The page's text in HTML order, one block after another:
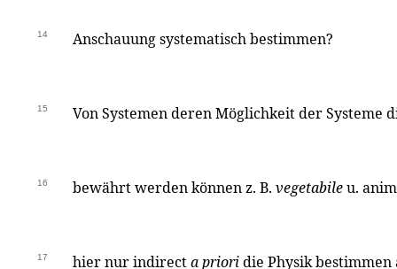
14 Anschauung systematisch bestimmen?
15 Von Systemen deren Möglichkeit der Systeme
16 bewährt werden können z. B. vegetabileu.
17 hier nur indirecta prioridie Physik